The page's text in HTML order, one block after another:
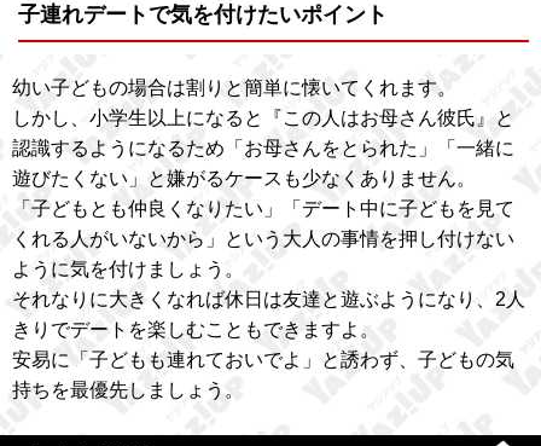
子連れデートで気を付けたいポイント
幼い子どもの場合は割りと簡単に懐いてくれます。
しかし、小学生以上になると『この人はお母さん彼氏』と
認識するようになるため「お母さんをとられた」「一緒に
遊びたくない」と嫌がるケースも少なくありません。
「子どもとも仲良くなりたい」「デート中に子どもを見て
くれる人がいないから」という大人の事情を押し付けない
ように気を付けましょう。
それなりに大きくなれば休日は友達と遊ぶようになり、2人
きりでデートを楽しむこともできますよ。
安易に「子どもも連れておいでよ」と誘わず、子どもの気
持ちを最優先しましょう。